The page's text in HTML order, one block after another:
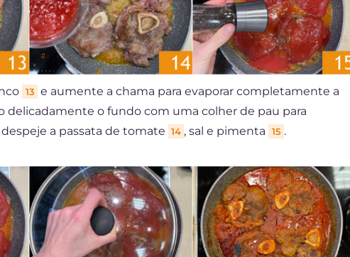
13 e aumente a chama para evaporar completamente a
delicadamente o fundo com uma colher de pau para
a passata de tomate 14 , sal e pimenta 15 .